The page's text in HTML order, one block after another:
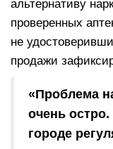
альтернативу
проверенных
не
продажи
«Проблема
очень
городе